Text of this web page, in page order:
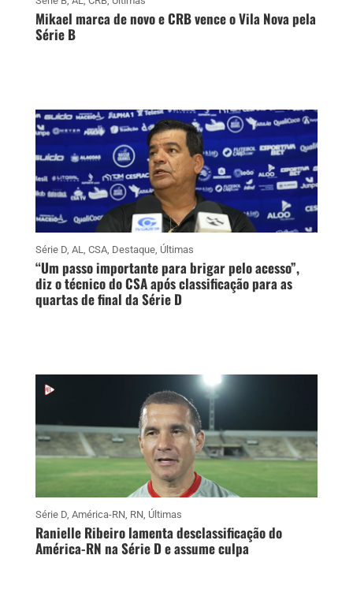
Mikael marca de novo e CRB vence o Vila Nova pela
Série B
Série D, AL, CSA, Destaque, Últimas
“Um passo importante para brigar pelo acesso”,
diz o técnico do CSA após classificação para as
quartas de final da Série D
Série D, América-RN, RN, Últimas
Ranielle Ribeiro lamenta desclassificação do
América-RN na Série D e assume culpa